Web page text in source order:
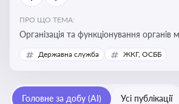
ПРО ЩО ТЕМА:
Організація та функціонування органів
які приймають рішення та здійснюють
функції на рівні місцевих громад (міст,
Державна служба ЖКГ, ОСББ
Головне за добу (AI) Усі публікації